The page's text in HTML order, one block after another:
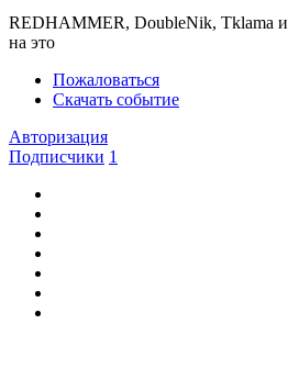
REDHAMMER, DoubleNik, Tklama и
на это
Пожаловаться
Скачать событие
Авторизация
Подписчики 1